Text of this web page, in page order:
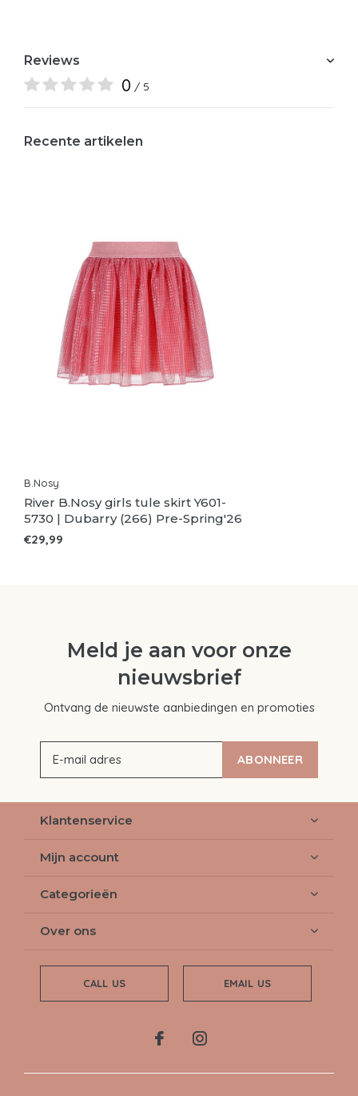
Reviews
0 / 5
Recente artikelen
B.Nosy
River B.Nosy girls tule skirt Y601-
5730 | Dubarry (266) Pre-Spring'26
€29,99
Meld je aan voor onze
nieuwsbrief
Ontvang de nieuwste aanbiedingen en promoties
ABONNEER
Klantenservice
Mijn account
Categorieën
Over ons
CALL US EMAIL US